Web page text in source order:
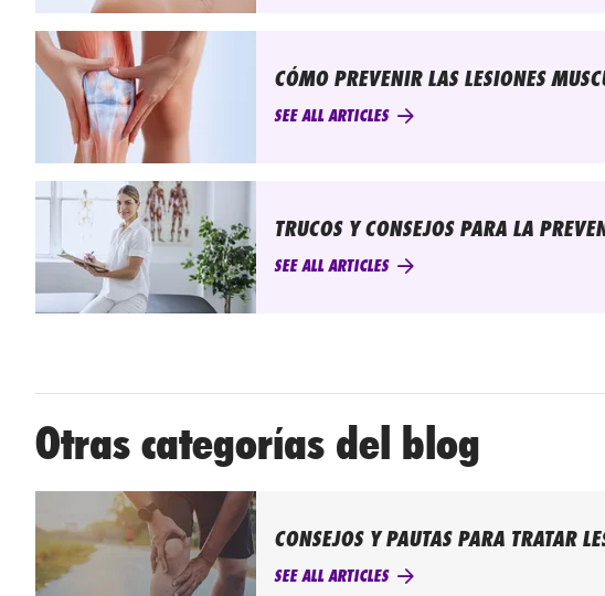
CÓMO PREVENIR LAS LESIONES
SEE ALL ARTICLES
TRUCOS Y CONSEJOS PARA LA
SEE ALL ARTICLES
Otras categorías del blog
CONSEJOS Y PAUTAS PARA TRATAR
SEE ALL ARTICLES